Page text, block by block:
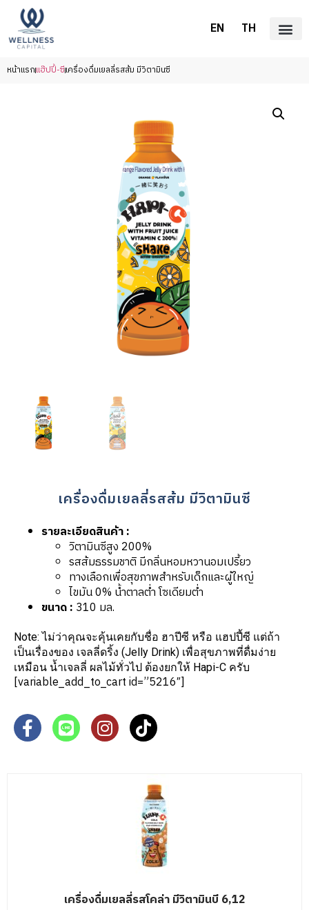
EN TH
หน้าแรกแฮ๊ปปี้-ซีเครื่องดื่มเยลลี่รสส้ม มีวิตามินซี
เครื่องดื่มเยลลี่รสส้ม มีวิตามินซี
รายละเอียดสินค้า :
วิตามินซีสูง 200%
รสส้มธรรมชาติ มีกลิ่นหอมหวานอมเปรี้ยว
ทางเลือกเพื่อสุขภาพสำหรับเด็กและผู้ใหญ่
ไขมัน 0% น้ำตาลต่ำ โซเดียมต่ำ
ขนาด : 310 มล.
Note: ไม่ว่าคุณจะคุ้นเคยกับชื่อ ฮาปีซี หรือ แฮปปี้ซี แต่ถ้า
เป็นเรื่องของ เจลลี่ดริ้ง (Jelly Drink) เพื่อสุขภาพที่ดื่มง่าย
เหมือน น้ำเจลลี่ ผลไม้ทั่วไป ต้องยกให้ Hapi-C ครับ
[variable_add_to_cart id=”5216″]
เครื่องดื่มเยลลี่รสโคล่า มีวิตามินบี 6,12